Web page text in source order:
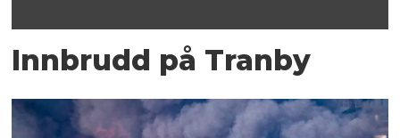
Innbrudd på Tranby